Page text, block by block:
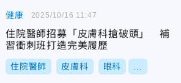
健康
住院醫師招募「皮膚科搶破頭」 補
習衝刺班打造完美履歷
住院醫師 皮膚科 眼科
2025/10/16 11:47